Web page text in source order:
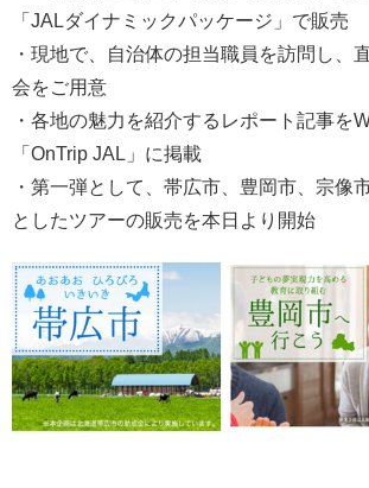
「JALダイナミックパッケージ」で販売
・現地で、自治体の担当職員を訪問し、
会をご用意
・各地の魅力を紹介するレポート記事を
「OnTrip JAL」に掲載
・第一弾として、帯広市、豊岡市、宗像
としたツアーの販売を本日より開始